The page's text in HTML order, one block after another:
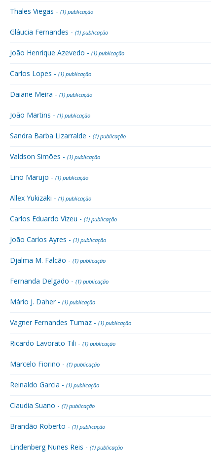
Thales Viegas - (1) publicação
Gláucia Fernandes - (1) publicação
João Henrique Azevedo - (1) publicação
Carlos Lopes - (1) publicação
Daiane Meira - (1) publicação
João Martins - (1) publicação
Sandra Barba Lizarralde - (1) publicação
Valdson Simões - (1) publicação
Lino Marujo - (1) publicação
Allex Yukizaki - (1) publicação
Carlos Eduardo Vizeu - (1) publicação
João Carlos Ayres - (1) publicação
Djalma M. Falcão - (1) publicação
Fernanda Delgado - (1) publicação
Mário J. Daher - (1) publicação
Vagner Fernandes Tumaz - (1) publicação
Ricardo Lavorato Tili - (1) publicação
Marcelo Fiorino - (1) publicação
Reinaldo Garcia - (1) publicação
Claudia Suano - (1) publicação
Brandão Roberto - (1) publicação
Lindenberg Nunes Reis - (1) publicação